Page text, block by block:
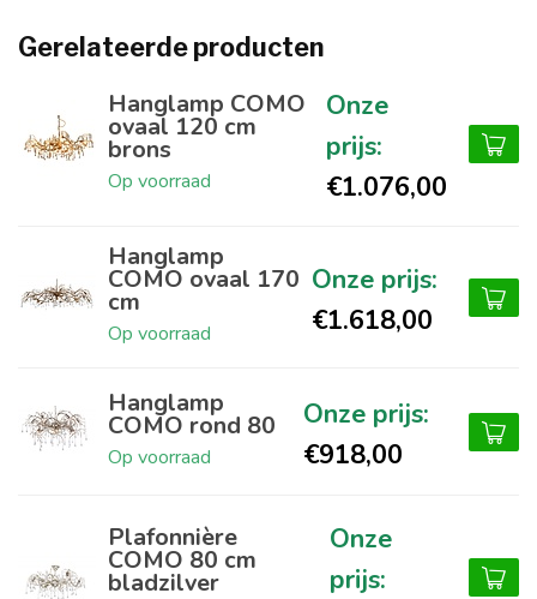
Gerelateerde producten
Hanglamp COMO
ovaal 120 cm
brons
Op voorraad €1.076,00
Hanglamp
COMO ovaal 170
cm
Op voorraad €1.618,00
Hanglamp
COMO rond 80
Op voorraad €918,00
Plafonnière
COMO 80 cm
bladzilver